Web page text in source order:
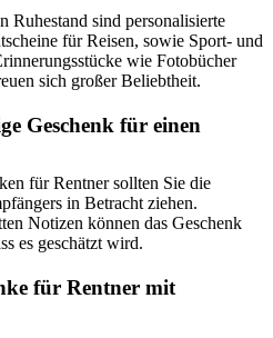
Ruhestand sind personalisierte
für Reisen, sowie Sport- und
wie Fotobücher
sich großer Beliebtheit.
Geschenk für einen
für Rentner sollten Sie die
in Betracht ziehen.
Notizen können das Geschenk
es geschätzt wird.
für Rentner mit